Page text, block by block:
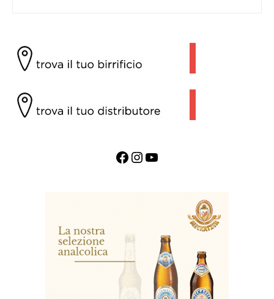
Facebook InstagramYouTube